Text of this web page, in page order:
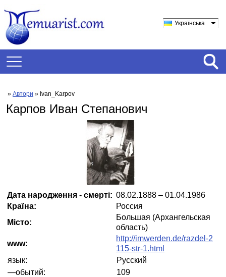
Українська
» Автори » Ivan_Karpov
Карпов Иван Степанович
Дата народження - смерті: 08.02.1888 – 01.04.1986
Країна:
Россия
Місто:
Большая (Архангельская
область)
www:
http://imwerden.de/razdel-2
115-str-1.html
язык:
Русский
—обытий:
109